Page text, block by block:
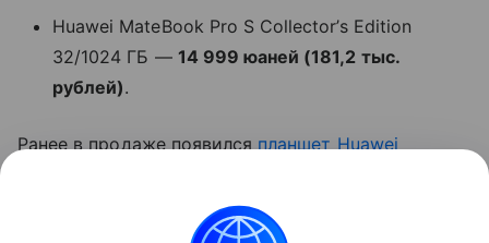
Huawei MateBook Pro S Collector’s Edition
32/1024 ГБ — 14 999 юаней (181,2 тыс.
рублей).
Ранее в продаже появилсяпланшет Huawei